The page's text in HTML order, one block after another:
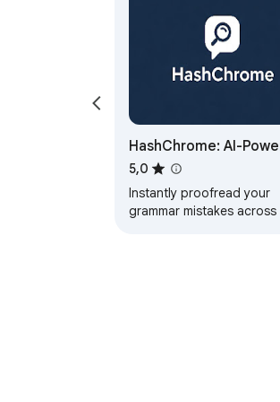
HashChrome: AI-
Multilingual Grammar
Checker
5,0
Instantly proofread your
grammar mistakes